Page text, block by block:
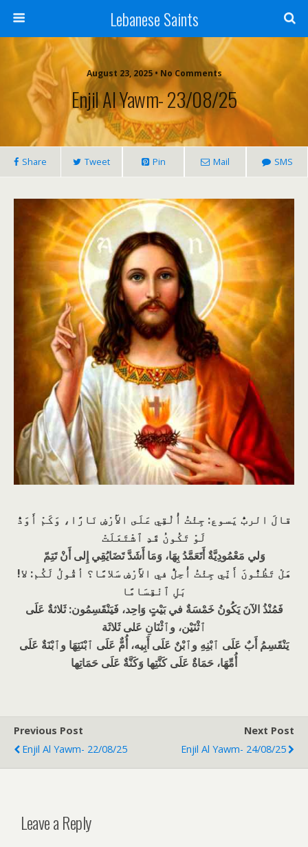
Lebanese Saints
August 23, 2025 • No Comments
Enjil Al Yawm- 23/08/25
Share Tweet Pin Mail SMS
قالَ الربُّ يَسوع: جِئْتُ أُلْقِي عَلَى الأَرْضِ نَارًا، وَكَمْ أَوَدُّ
لَوْ تَكُونُ قَدِ ٱشْتَعَلَتْ
وَلي مَعْمُودِيَّةٌ أَتَعَمَّدُ بِهَا، وَمَا أَشَدَّ تَضَايُقِي إِلى أَنْ تَتِمّ
هَلْ تَظُنُّونَ أَنِّي جِئْتُ أُحِلُّ في الأَرْضِ سَلامًا؟ أقُولُ لَكُم: لا!
بَلِ ٱنْقِسَامًا
فَمُنْذُ الآنَ يَكُونُ خَمْسَةٌ في بَيْتٍ وَاحِد، فَيَنْقَسِمُون: ثَلاثةٌ عَلَى
ٱثْنَيْن، وٱثْنَانِ عَلى ثَلاثَة
يَنْقَسِمُ أَبٌ عَلَى ٱبْنِهِ وٱبْنٌ عَلَى أَبِيه، أُمٌّ عَلَى ٱبْنَتِهَا وٱبْنَةٌ عَلَى
أُمِّهَا، حَمَاةٌ عَلَى كَنَّتِها وَكَنَّةٌ عَلَى حَمَاتِها
Previous Post
Enjil Al Yawm- 22/08/25
Next Post
Enjil Al Yawm- 24/08/25
Leave a Reply